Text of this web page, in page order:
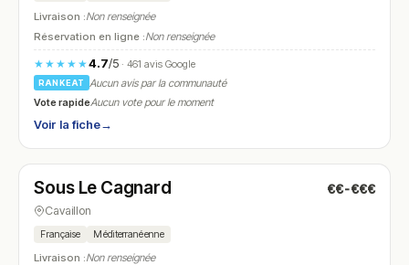
Livraison :Non renseignée
Réservation en ligne :Non renseignée
★★★★★4.7/5· 461 avis Google
RANKEAT
Aucun avis par la communauté
Vote rapideAucun vote pour le moment
Voir la fiche→
N° 20
Sous Le Cagnard €€-€€€
Cavaillon
Française Méditerranéenne
Livraison :Non renseignée